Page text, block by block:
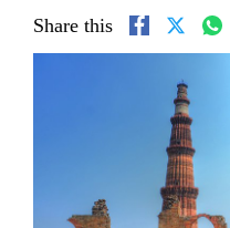
Share this